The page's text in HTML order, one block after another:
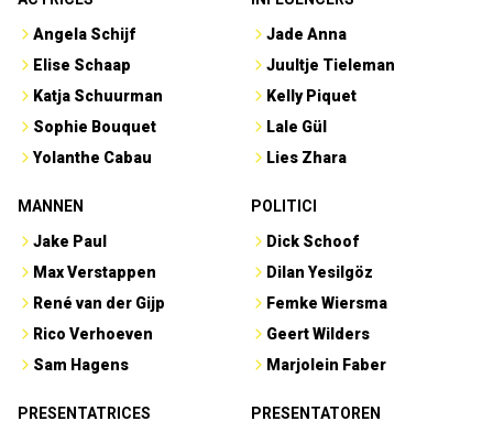
Angela Schijf
Elise Schaap
Katja Schuurman
Sophie Bouquet
Yolanthe Cabau
Jade Anna
Juultje Tieleman
Kelly Piquet
Lale Gül
Lies Zhara
MANNEN
Jake Paul
Max Verstappen
René van der Gijp
Rico Verhoeven
Sam Hagens
POLITICI
Dick Schoof
Dilan Yesilgöz
Femke Wiersma
Geert Wilders
Marjolein Faber
PRESENTATRICES
PRESENTATOREN